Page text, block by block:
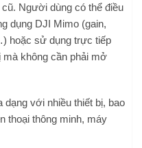
Người dùng có thể điều
dụng DJI Mimo (gain,
hoặc sử dụng trực tiếp
mà không cần phải mở